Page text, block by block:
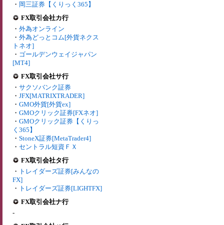
・ 岡三証券【くりっく365】
FX取引会社カ行
・ 外為オンライン
・ 外為どっとコム[外貨ネクス
トネオ]
・ ゴールデンウェイジャパン
[MT4]
FX取引会社サ行
・ サクソバンク証券
・ JFX[MATRIXTRADER]
・ GMO外貨[外貨ex]
・ GMOクリック証券[FXネオ]
・ GMOクリック証券【くりっ
く365】
・ StoneX証券[MetaTrader4]
・ セントラル短資ＦＸ
FX取引会社タ行
・ トレイダーズ証券[みんなの
FX]
・ トレイダーズ証券[LIGHTFX]
FX取引会社ナ行
-